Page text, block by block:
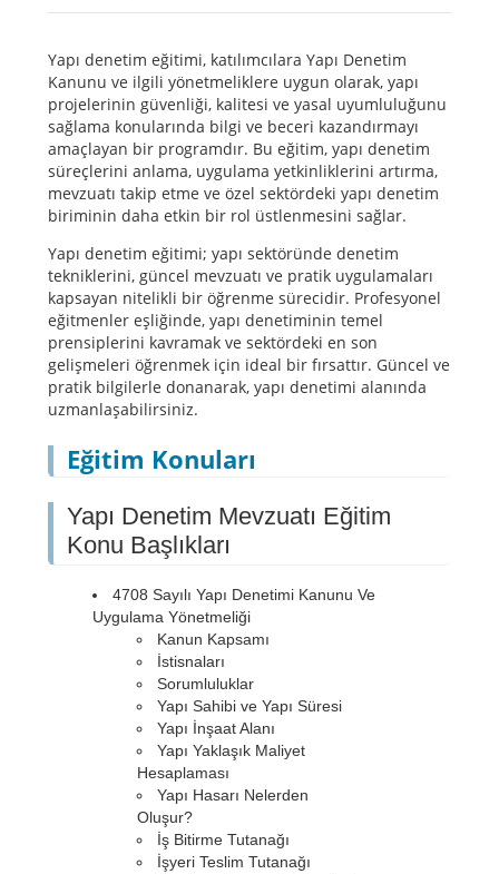
Yapı denetim eğitimi, katılımcılara Yapı Denetim
Kanunu ve ilgili yönetmeliklere uygun olarak, yapı
projelerinin güvenliği, kalitesi ve yasal uyumluluğunu
sağlama konularında bilgi ve beceri kazandırmayı
amaçlayan bir programdır. Bu eğitim, yapı denetim
süreçlerini anlama, uygulama yetkinliklerini artırma,
mevzuatı takip etme ve özel sektördeki yapı denetim
biriminin daha etkin bir rol üstlenmesini sağlar.
Yapı denetim eğitimi; yapı sektöründe denetim
tekniklerini, güncel mevzuatı ve pratik uygulamaları
kapsayan nitelikli bir öğrenme sürecidir. Profesyonel
eğitmenler eşliğinde, yapı denetiminin temel
prensiplerini kavramak ve sektördeki en son
gelişmeleri öğrenmek için ideal bir fırsattır. Güncel ve
pratik bilgilerle donanarak, yapı denetimi alanında
uzmanlaşabilirsiniz.
Eğitim Konuları
Yapı Denetim Mevzuatı Eğitim
Konu Başlıkları
4708 Sayılı Yapı Denetimi Kanunu Ve
Uygulama Yönetmeliği
Kanun Kapsamı
İstisnaları
Sorumluluklar
Yapı Sahibi ve Yapı Süresi
Yapı İnşaat Alanı
Yapı Yaklaşık Maliyet
Hesaplaması
Yapı Hasarı Nelerden
Oluşur?
İş Bitirme Tutanağı
İşyeri Teslim Tutanağı